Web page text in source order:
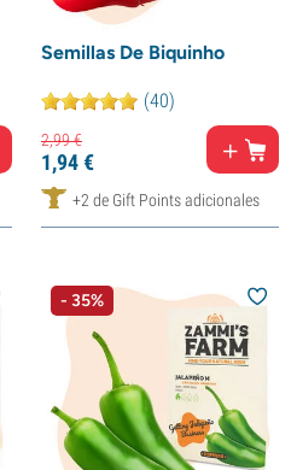
Semillas De Biquinho
(40)
2,99€
1,94€
+2 de Gift Points adicionales
- 35%